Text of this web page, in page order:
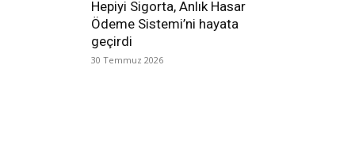
Hepiyi Sigorta, Anlık Hasar
Ödeme Sistemi’ni hayata
geçirdi
30 Temmuz 2026